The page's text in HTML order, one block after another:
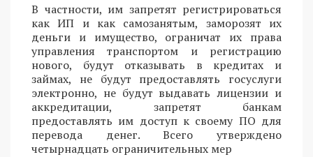
В частности, им запретят регистрироваться
как ИП и как самозанятым, заморозят их
деньги и имущество, ограничат их права
управления транспортом и регистрацию
нового, будут отказывать в кредитах и
займах, не будут предоставлять госуслуги
электронно, не будут выдавать лицензии и
аккредитации, запретят банкам
предоставлять им доступ к своему ПО для
перевода денег. Всего утверждено
четырнадцать ограничительных мер